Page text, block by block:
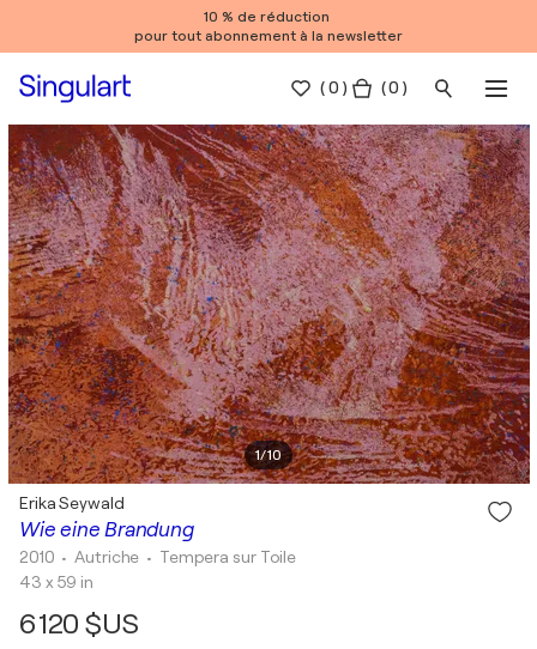
10 % de réduction
pour tout abonnement à la newsletter
(0 ) ( 0 )
1/10
Wie eine Brandung
Erika Seywald
2010 • Autriche • Tempera sur Toile
43 x 59 in
6 120 $US